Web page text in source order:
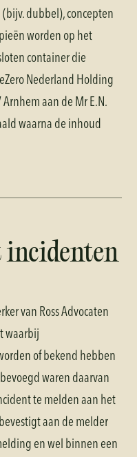
dubbel), concepten
worden op het
container die
Nederland Holding
aan de Mr E.N.
waarna de inhoud
van Ross Advocaten
waarbij
of bekend hebben
waren daarvan
te melden aan het
aan de melder
en wel binnen een